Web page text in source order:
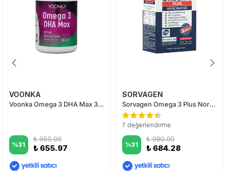
VOONKA
Voonka Omega 3 DHA Max 30 Yumuşak Kapsül
%31
₺ 950.00
₺ 655.97
SORVAGEN
Sorvagen Omega 3 Plus Norveç Balık Yağı 60 Kapsül
7 değerlendirme
%31
₺ 990.00
₺ 684.28